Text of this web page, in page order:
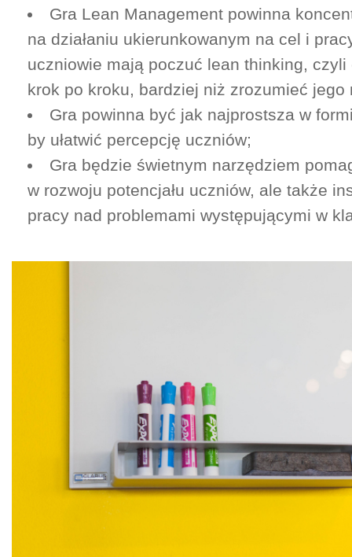
Gra Lean Management powinna
na działaniu ukierunkowanym na cel i
uczniowie mają poczuć lean thinking,
krok po kroku, bardziej niż zrozumieć jego
Gra powinna być jak najprostsza w
by ułatwić percepcję uczniów;
Gra będzie świetnym narzędziem
w rozwoju potencjału uczniów, ale także
pracy nad problemami występującymi w